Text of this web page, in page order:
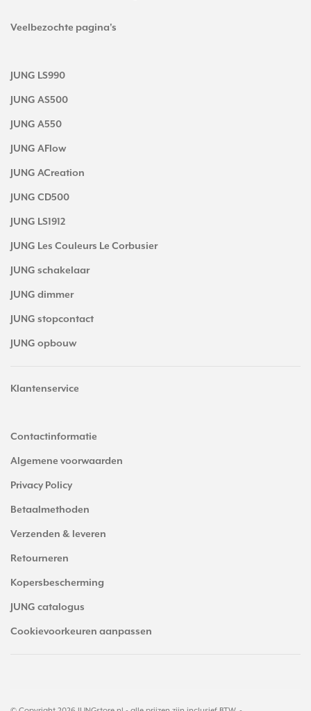
Veelbezochte pagina's
JUNG LS990
JUNG AS500
JUNG A550
JUNG AFlow
JUNG ACreation
JUNG CD500
JUNG LS1912
JUNG Les Couleurs Le Corbusier
JUNG schakelaar
JUNG dimmer
JUNG stopcontact
JUNG opbouw
Klantenservice
Contactinformatie
Algemene voorwaarden
Privacy Policy
Betaalmethoden
Verzenden & leveren
Retourneren
Kopersbescherming
JUNG catalogus
Cookievoorkeuren aanpassen